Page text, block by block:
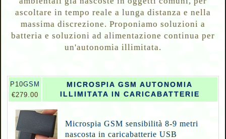
ascoltare in tempo reale a lunga distanza e nella
massima discrezione. Proponiamo soluzioni a
batteria e soluzioni ad alimentazione continua per
un'autonomia illimitata.
P10GSM
€279.00
MICROSPIA GSM AUTONOMIA
ILLIMITATA IN CARICABATTERIE
Microspia GSM sensibilità 8-9 metri
nascosta in caricabatterie USB